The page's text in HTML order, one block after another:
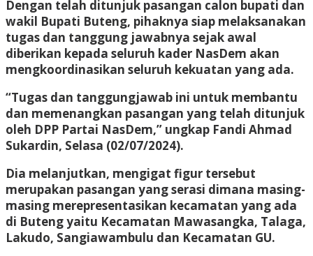
Dengan telah ditunjuk pasangan calon bupati dan
wakil Bupati Buteng, pihaknya siap melaksanakan
tugas dan tanggung jawabnya sejak awal
diberikan kepada seluruh kader NasDem akan
mengkoordinasikan seluruh kekuatan yang ada.
“Tugas dan tanggungjawab ini untuk membantu
dan memenangkan pasangan yang telah ditunjuk
oleh DPP Partai NasDem,” ungkap Fandi Ahmad
Sukardin, Selasa (02/07/2024).
Dia melanjutkan, mengigat figur tersebut
merupakan pasangan yang serasi dimana masing-
masing merepresentasikan kecamatan yang ada
di Buteng yaitu Kecamatan Mawasangka, Talaga,
Lakudo, Sangiawambulu dan Kecamatan GU.